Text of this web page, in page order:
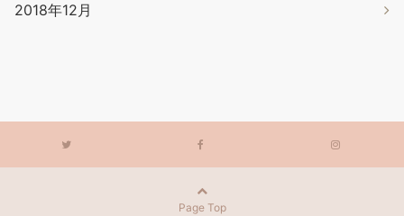
2018年12月
Page Top